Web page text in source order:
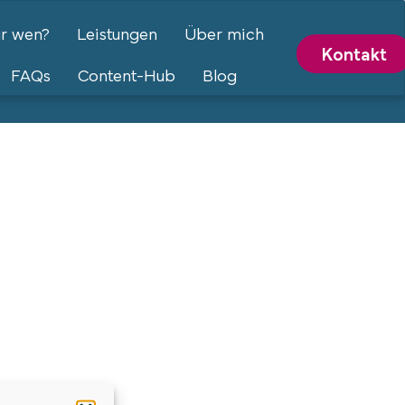
wen? Leistungen
Über mich
FAQs
Content-Hub Blog
Kontakt